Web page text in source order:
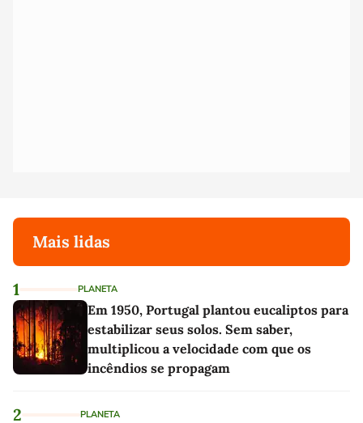
Mais lidas
1 PLANETA
Em 1950, Portugal plantou eucaliptos para
estabilizar seus solos. Sem saber,
multiplicou a velocidade com que os
incêndios se propagam
2 PLANETA